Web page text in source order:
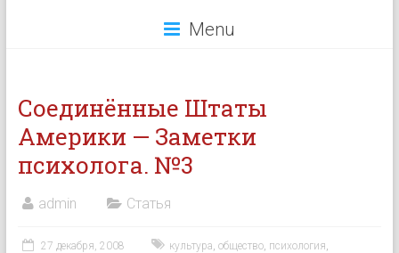
Menu
Соединённые Штаты
Америки — Заметки
психолога. №3
admin Статья
27 декабря, 2008 культура, общество, психология,